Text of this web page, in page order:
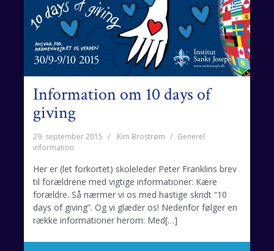
Information om 10 days of
giving
29. september 2015 Kim Brostrøm
Generel
information
Her er (let forkortet) skoleleder Peter Franklins brev
til forældrene med vigtige informationer: Kære
forældre. Så nærmer vi os med hastige skridt “10
days of giving”. Og vi glæder os! Nedenfor følger en
række informationer herom: Med[…]